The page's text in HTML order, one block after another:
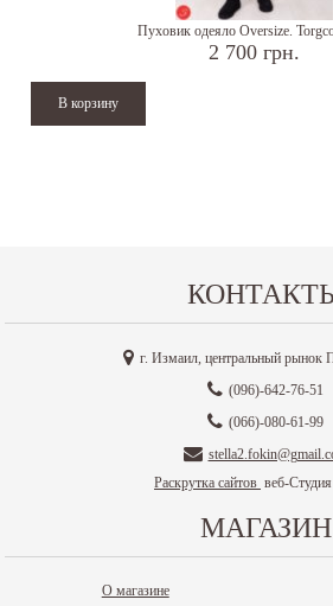
Пуховик одеяло Oversize.
2 700 грн.
г. Измаил, центральный рынок
(096)-642-76-51
(066)-080-61-99
Раскрутка сайтов веб-
МАГАЗИН
О магазине